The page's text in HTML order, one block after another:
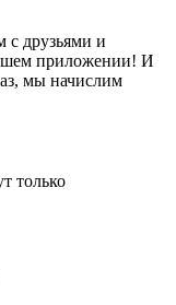
с друзьями и
приложении! И
мы начислим
только